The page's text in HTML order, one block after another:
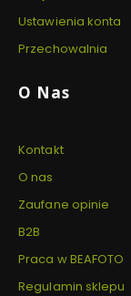
Ustawienia konta
Przechowalnia
O Nas
Kontakt
O nas
Zaufane opinie
B2B
Praca w BEAFOTO
Regulamin sklepu